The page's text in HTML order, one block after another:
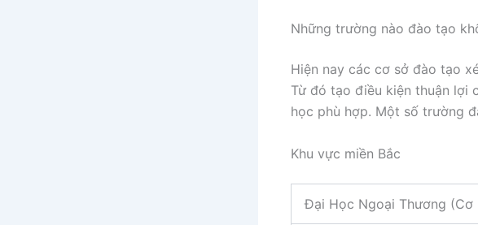
Những trường nào đào tạo
Hiện nay các cơ sở đào tạo
Từ đó tạo điều kiện thuận lợi
học phù hợp. Một số trường
Khu vực miền Bắc
Đại Học Ngoại Thương (Cơ